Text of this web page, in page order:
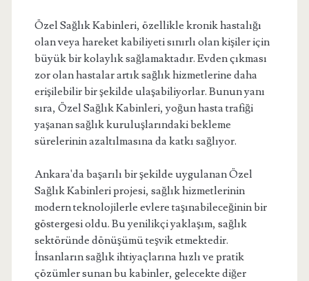
Özel Sağlık Kabinleri, özellikle kronik hastalığı
olan veya hareket kabiliyeti sınırlı olan kişiler için
büyük bir kolaylık sağlamaktadır. Evden çıkması
zor olan hastalar artık sağlık hizmetlerine daha
erişilebilir bir şekilde ulaşabiliyorlar. Bunun yanı
sıra, Özel Sağlık Kabinleri, yoğun hasta trafiği
yaşanan sağlık kuruluşlarındaki bekleme
sürelerinin azaltılmasına da katkı sağlıyor.
Ankara'da başarılı bir şekilde uygulanan Özel
Sağlık Kabinleri projesi, sağlık hizmetlerinin
modern teknolojilerle evlere taşınabileceğinin bir
göstergesi oldu. Bu yenilikçi yaklaşım, sağlık
sektöründe dönüşümü teşvik etmektedir.
İnsanların sağlık ihtiyaçlarına hızlı ve pratik
çözümler sunan bu kabinler, gelecekte diğer